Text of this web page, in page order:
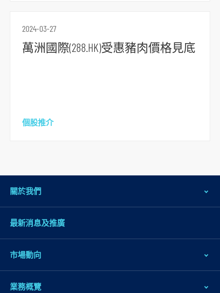
2024-03-27
萬洲國際(288.HK)受惠豬肉價格見底
個股推介
關於我們
最新消息及推廣
市場動向
業務概覽